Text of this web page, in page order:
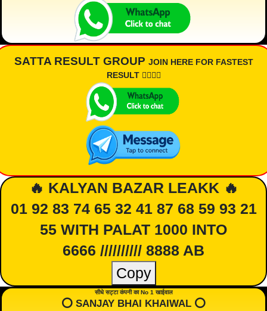
SATTA RESULT GROUP JOIN HERE FOR FASTEST
RESULT 👇🏾👇🏾
🔥 KALYAN BAZAR LEAKK 🔥
01 92 83 74 65 32 41 87 68 59 93 21
55 WITH PALAT 1000 INTO
6666 ////////// 8888 AB
Copy
सीधे सट्टा कंपनी का No 1 खाईवाल
⭕️ SANJAY BHAI KHAIWAL ⭕️